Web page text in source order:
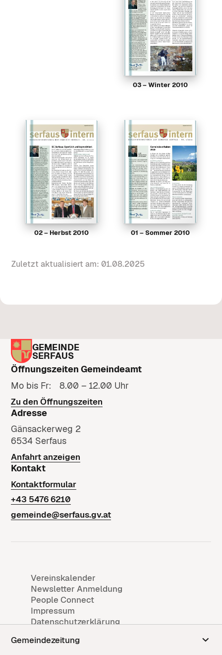
Gemeindezeitung
03 – Winter 2010
02 – Herbst 2010 01 – Sommer 2010
Zuletzt aktualisiert am: 01.08.2025
GEMEINDE
SERFAUS
Öffnungszeiten Gemeindeamt
Mo bis Fr: 8.00 – 12.00 Uhr
Zu den Öffnungszeiten
Adresse
Gänsackerweg 2
6534 Serfaus
Anfahrt anzeigen
Kontakt
Kontaktformular
+43 5476 6210
gemeinde@serfaus.gv.at
© Copyright 2026
Vereinskalender
Newsletter Anmeldung
People Connect
Impressum
Datenschutzerklärung